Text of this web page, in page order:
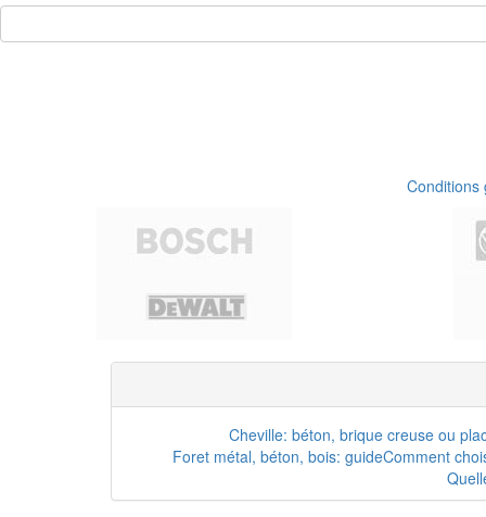
Conditions
Cheville: béton, brique creuse ou
Foret métal, béton, bois: guideComment